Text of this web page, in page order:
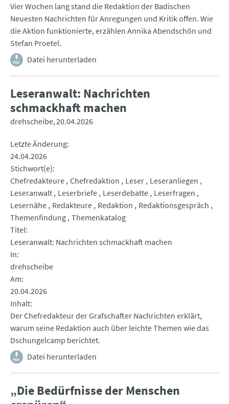
Vier Wochen lang stand die Redaktion der Badischen
Neuesten Nachrichten für Anregungen und Kritik offen. Wie
die Aktion funktionierte, erzählen Annika Abendschön und
Stefan Proetel.
Datei herunterladen
Leseranwalt: Nachrichten
schmackhaft machen
drehscheibe 20.04.2026
Letzte Änderung
24.04.2026
Stichwort(e)
Chefredakteure Chefredaktion Leser Leseranliegen
Leseranwalt Leserbriefe Leserdebatte Leserfragen
Lesernähe Redakteure Redaktion
Redaktionsgespräch
Themenfindung Themenkatalog
Titel
Leseranwalt: Nachrichten schmackhaft machen
In
drehscheibe
Am
20.04.2026
Inhalt
Der Chefredakteur der Grafschafter Nachrichten erklärt,
warum seine Redaktion auch über leichte Themen wie das
Dschungelcamp berichtet.
Datei herunterladen
„Die Bedürfnisse der Menschen